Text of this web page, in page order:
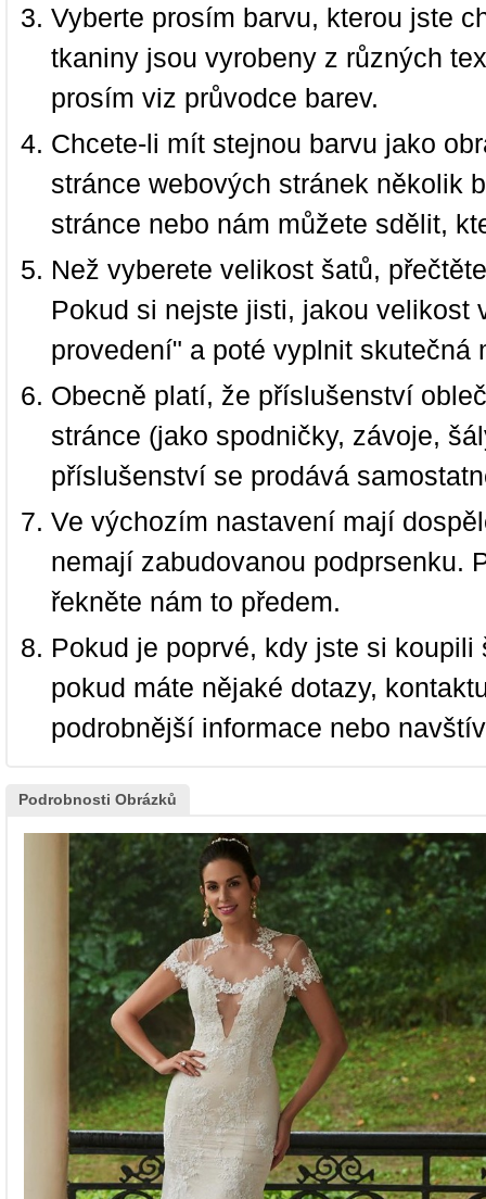
Vyberte prosím barvu, kterou jste
tkaniny jsou vyrobeny z různých
prosím viz průvodce barev.
Chcete-li mít stejnou barvu jako
stránce webových stránek několik
stránce nebo nám můžete sdělit,
Než vyberete velikost šatů,
Pokud si nejste jisti, jakou velikost
provedení" a poté vyplnit
Obecně platí, že příslušenství
stránce (jako spodničky, závoje,
příslušenství se prodává
Ve výchozím nastavení mají
nemají zabudovanou podprsenku.
řekněte nám to předem.
Pokud je poprvé, kdy jste si
pokud máte nějaké dotazy,
podrobnější informace nebo
Podrobnosti Obrázků